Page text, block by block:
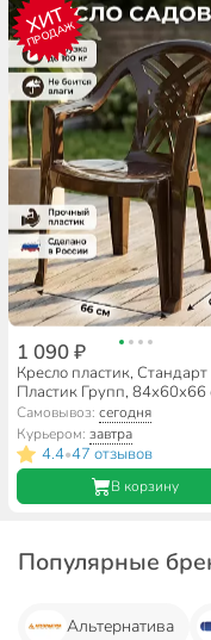
ХИТ
ПРОДАЖ
1 090 ₽
Кресло пластик, Стандарт
Пластик Групп, 84х60х66
шоколадное, 100 кг
Самовывоз:сегодня
Курьером:завтра
4.4•47 отзывов
В корзину
Популярные
Альтернатива